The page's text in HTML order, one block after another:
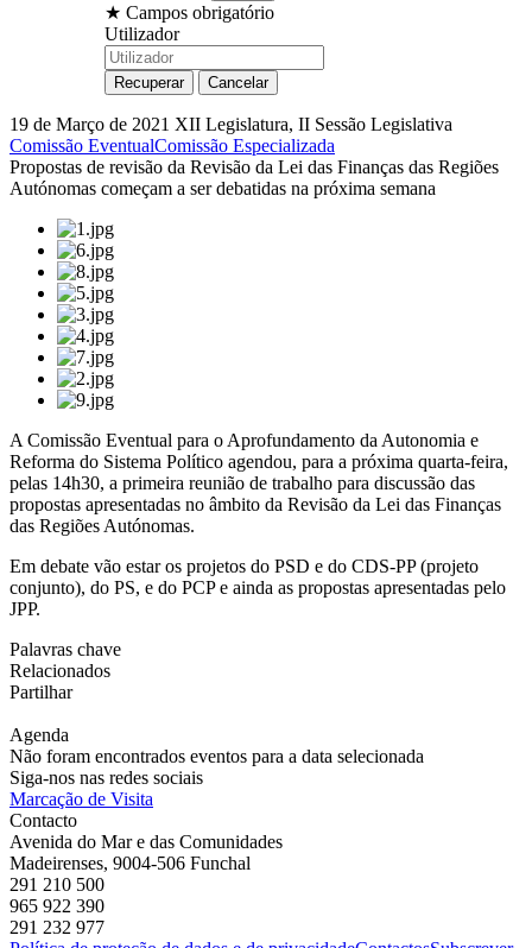
★ Campos obrigatório
Utilizador
19 de Março de 2021 XII Legislatura, II Sessão Legislativa
Comissão EventualComissão Especializada
Propostas de revisão da Revisão da Lei das Finanças das Regiões
Autónomas começam a ser debatidas na próxima semana
A Comissão Eventual para o Aprofundamento da Autonomia e
Reforma do Sistema Político agendou, para a próxima quarta-feira,
pelas 14h30, a primeira reunião de trabalho para discussão das
propostas apresentadas no âmbito da Revisão da Lei das Finanças
das Regiões Autónomas.
Em debate vão estar os projetos do PSD e do CDS-PP (projeto
conjunto), do PS, e do PCP e ainda as propostas apresentadas pelo
JPP.
Palavras chave
Relacionados
Partilhar
Agenda
Não foram encontrados eventos para a data selecionada
Siga-nos nas redes sociais
Marcação de Visita
Contacto
Avenida do Mar e das Comunidades
Madeirenses, 9004-506 Funchal
291 210 500
965 922 390
291 232 977